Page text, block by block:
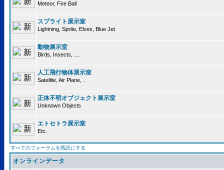
Meteor, Fire Ball
スプライト展示室
Lightning, Sprite, Elves, Blue Jet
動物展示室
Birds, Insects, ....
人工飛行物体展示室
Satellite, Air Plane, ..
正体不明オブジェクト展示室
Unknown Objects
エトセトラ展示室
Etc.
すべてのフォーラムを既読にする
オンラインデータ